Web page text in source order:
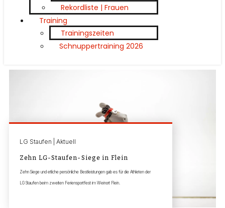
Rekordliste | Frauen
Training
Trainingszeiten
Schnuppertraining 2026
LG Staufen | Aktuell
Zehn LG-Staufen-Siege in Flein
Zehn Siege und etliche persönliche Bestleistungen gab es für die Athleten der
LG Staufen beim zweiten Feriensportfest im Weinort Flein.